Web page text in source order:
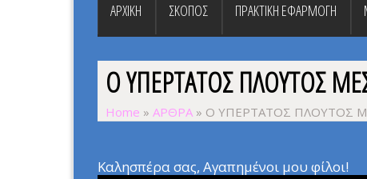
ΑΡΧΙΚΗ ΣΚΟΠΟΣ ΠΡΑΚΤΙΚΗ ΕΦΑΡΜΟΓΗ
Ο ΥΠΕΡΤΑΤΟΣ ΠΛΟΥΤΟΣ
Home » ΑΡΘΡΑ » Ο ΥΠΕΡΤΑΤΟΣ ΠΛΟΥΤΟΣ
Καλησπέρα σας, Αγαπημένοι μου φίλοι!